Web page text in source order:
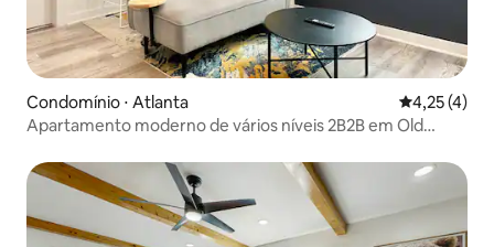
Condomínio ⋅ Atlanta 4,25 de
4,25 (4)
Apartamento moderno de vários níveis 2B2B em Old